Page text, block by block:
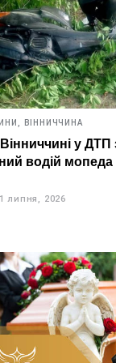
ВІННИЧЧИНА
у ДТП
водій мопеда
липня, 2026